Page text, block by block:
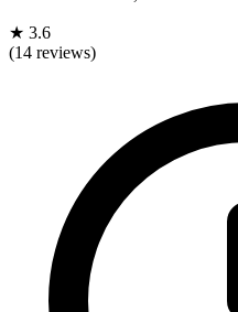
★ 3.6
(14 reviews)